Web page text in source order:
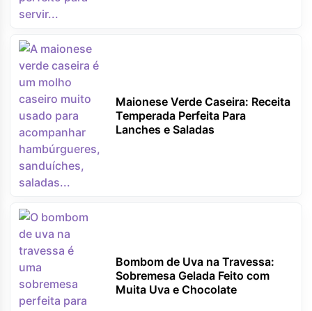
Maionese Verde Caseira: Receita
Temperada Perfeita Para
Lanches e Saladas
Bombom de Uva na Travessa:
Sobremesa Gelada Feito com
Muita Uva e Chocolate